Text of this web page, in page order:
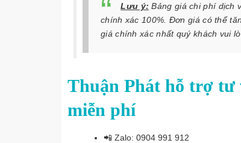
Lưu ý: Bảng giá chi phí dịch
chính xác 100%. Đơn giá có thể
giá chính xác nhất quý khách vui
Thuận Phát hỗ trợ tư
miễn phí
📲 Zalo: 0904 991 912